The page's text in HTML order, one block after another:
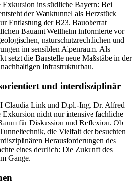
Exkursion ins südliche Bayern: Bei
der Wanktunnel als Herzstück
Entlastung der B23. Bauoberrat
Bauamt Weilheim informierte vor
naturschutzrechtlichen und
im sensiblen Alpenraum. Als
setzt die Baustelle neue Maßstäbe in der
Infrastrukturbau.
und interdisziplinär
Claudia Link und Dipl.-Ing. Dr. Alfred
nicht nur intensive fachliche
für Diskussion und Reflexion. Ob
die Vielfalt der besuchten
Herausforderungen des
eines deutlich: Die Zukunft des
Gange.